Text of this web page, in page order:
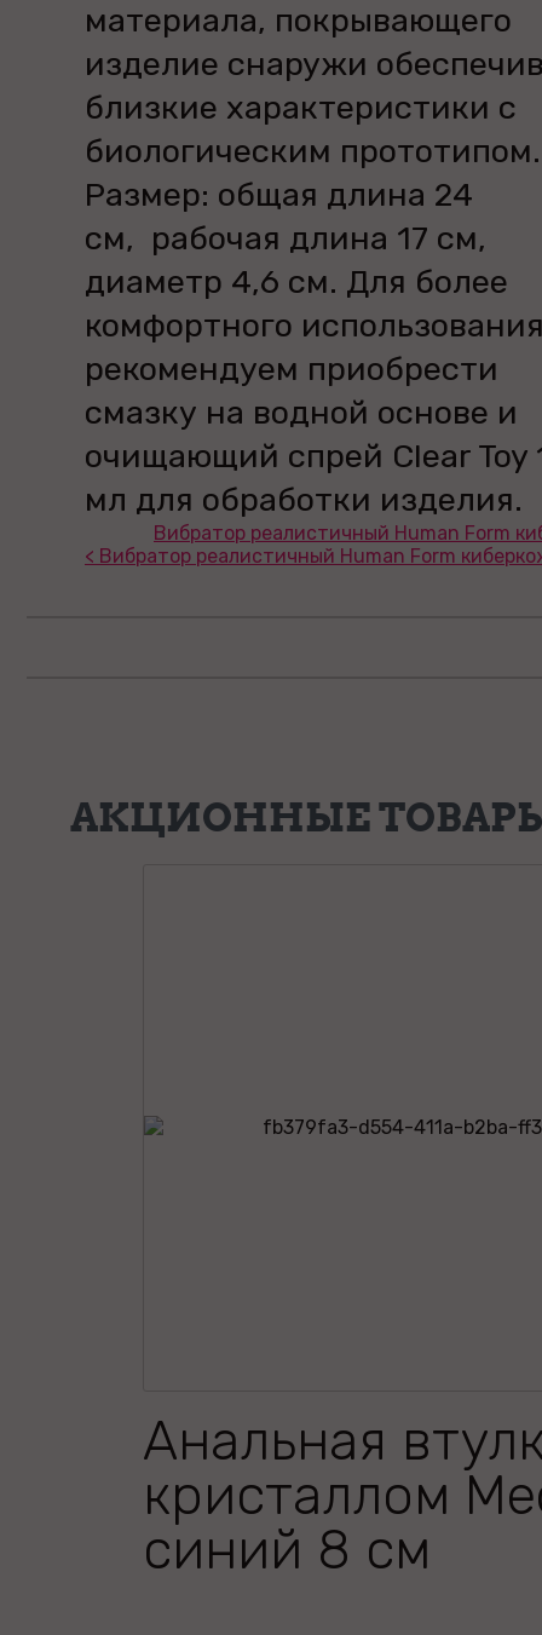
материала, покрывающего
изделие снаружи
близкие характеристики с
биологическим прототипом.
Размер: общая длина 24
см, рабочая длина 17 см,
диаметр 4,6 см. Для более
комфортного
рекомендуем приобрести
смазку на водной основе и
очищающий спрей Clear Toy
мл для обработки изделия.
Вибратор реалистичный Human Form
< Вибратор реалистичный Human Form
АКЦИОННЫЕ
Анальная
кристаллом
синий 8 см